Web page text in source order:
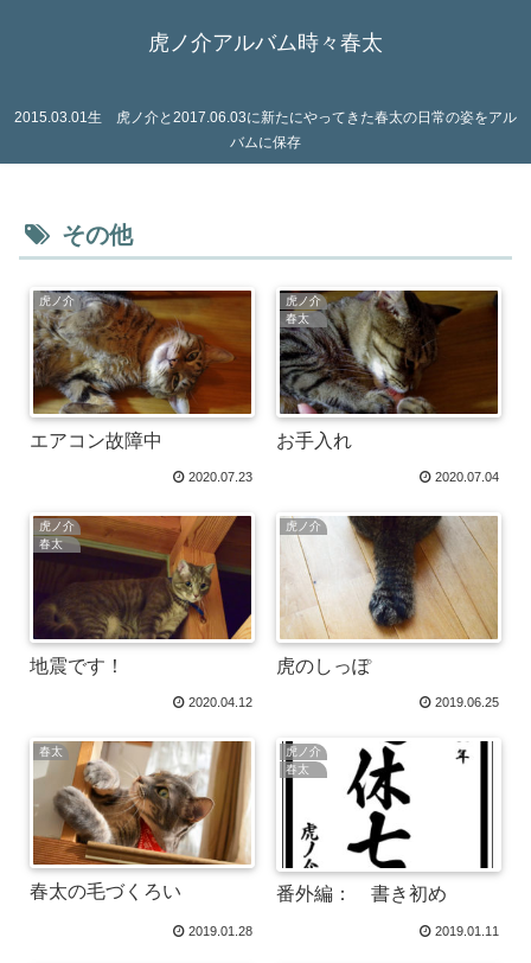
虎ノ介アルバム時々春太
2015.03.01生 虎ノ介と2017.06.03に新たにやってきた春太の日常の姿をアル
バムに保存
その他
虎ノ介
エアコン故障中
2020.07.23
虎ノ介
春太
お手入れ
2020.07.04
虎ノ介
春太
地震です！
2020.04.12
虎ノ介
虎のしっぽ
2019.06.25
春太
春太の毛づくろい
2019.01.28
虎ノ介
春太
番外編： 書き初め
2019.01.11